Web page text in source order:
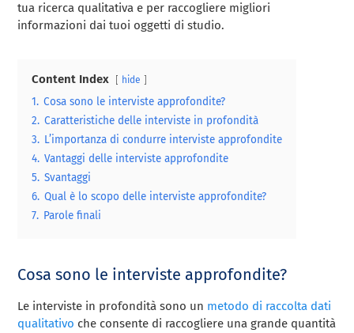
tua ricerca qualitativa e per raccogliere migliori
informazioni dai tuoi oggetti di studio.
Content Index hide
1. Cosa sono le interviste approfondite?
2. Caratteristiche delle interviste in profondità
3. L’importanza di condurre interviste approfondite
4. Vantaggi delle interviste approfondite
5. Svantaggi
6. Qual è lo scopo delle interviste approfondite?
7. Parole finali
Cosa sono le interviste approfondite?
Le interviste in profondità sono un metodo di raccolta dati
qualitativo che consente di raccogliere una grande quantità